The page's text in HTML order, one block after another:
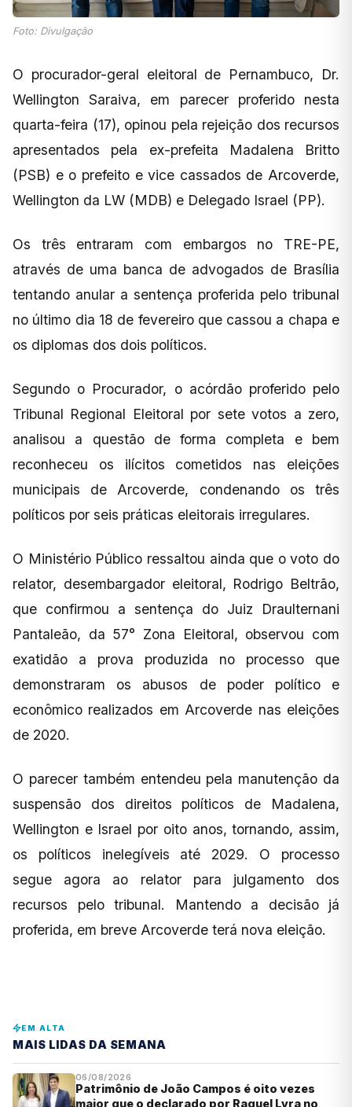
Foto: Divulgação
O procurador-geral eleitoral de Pernambuco, Dr.
Wellington Saraiva, em parecer proferido nesta
quarta-feira (17), opinou pela rejeição dos recursos
apresentados pela ex-prefeita Madalena Britto
(PSB) e o prefeito e vice cassados de Arcoverde,
Wellington da LW (MDB) e Delegado Israel (PP).
Os três entraram com embargos no TRE-PE,
através de uma banca de advogados de Brasília
tentando anular a sentença proferida pelo tribunal
no último dia 18 de fevereiro que cassou a chapa e
os diplomas dos dois políticos.
Segundo o Procurador, o acórdão proferido pelo
Tribunal Regional Eleitoral por sete votos a zero,
analisou a questão de forma completa e bem
reconheceu os ilícitos cometidos nas eleições
municipais de Arcoverde, condenando os três
políticos por seis práticas eleitorais irregulares.
O Ministério Público ressaltou ainda que o voto do
relator, desembargador eleitoral, Rodrigo Beltrão,
que confirmou a sentença do Juiz Draulternani
Pantaleão, da 57° Zona Eleitoral, observou com
exatidão a prova produzida no processo que
demonstraram os abusos de poder político e
econômico realizados em Arcoverde nas eleições
de 2020.
O parecer também entendeu pela manutenção da
suspensão dos direitos políticos de Madalena,
Wellington e Israel por oito anos, tornando, assim,
os políticos inelegíveis até 2029. O processo
segue agora ao relator para julgamento dos
recursos pelo tribunal. Mantendo a decisão já
proferida, em breve Arcoverde terá nova eleição.
EM ALTA
MAIS LIDAS DA SEMANA
06/08/2026
Patrimônio de João Campos é oito vezes
maior que o declarado por Raquel Lyra no